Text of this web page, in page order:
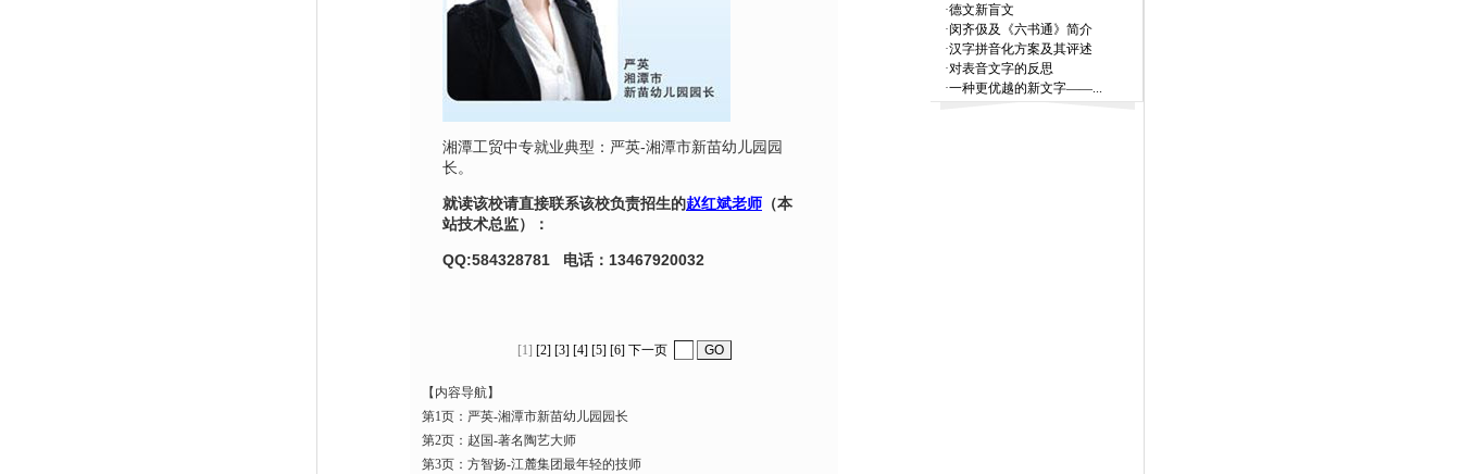
湘潭工贸中专就业典型：严英-湘潭市新苗幼儿园园
长。
就读该校请直接联系该校负责招生的赵红斌老师 （本
站技术总监）：
QQ:584328781 电话：13467920032
[1] [2] [3] [4] [5] [6] 下一页
【内容导航】
第1页：严英-湘潭市新苗幼儿园园长
第2页：赵国-著名陶艺大师
第3页：方智扬-江麓集团最年轻的技师
·德文新盲文
·闵齐伋及《六书通》简介
·汉字拼音化方案及其评述
·对表音文字的反思
·一种更优越的新文字——...